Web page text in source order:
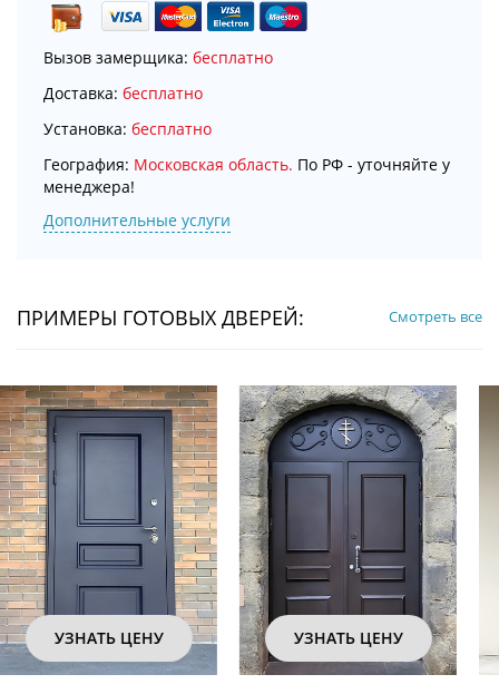
Вызов замерщика: бесплатно
Доставка: бесплатно
Установка: бесплатно
География: Московская область. По РФ - уточняйте у
менеджера!
Дополнительные услуги
ПРИМЕРЫ ГОТОВЫХ ДВЕРЕЙ: Смотреть все
УЗНАТЬ ЦЕНУ УЗНАТЬ ЦЕНУ